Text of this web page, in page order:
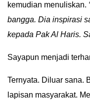
kemudian menuliskan.
bangga. Dia inspirasi
kepada Pak Al Haris.
Sayapun menjadi
Ternyata. Diluar sana.
lapisan masyarakat.